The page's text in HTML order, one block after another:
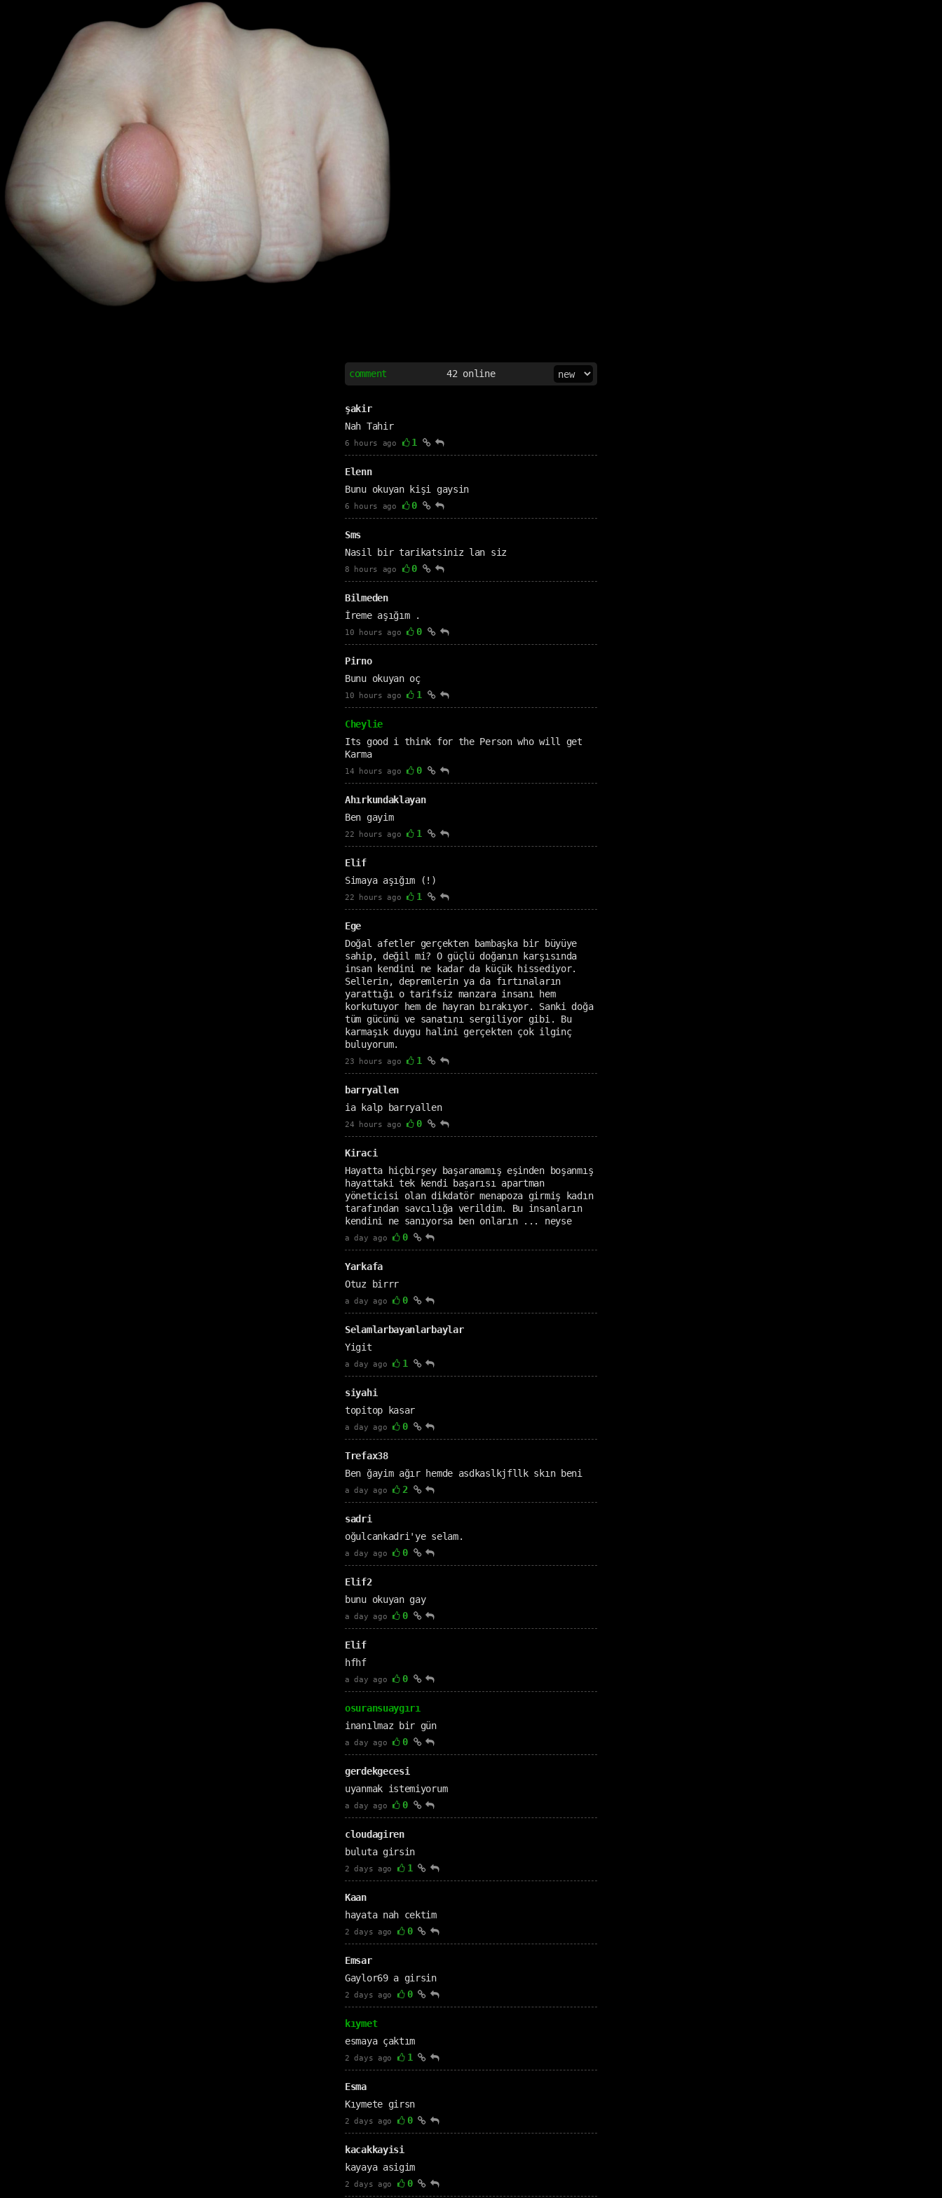
comment 42 online
şakir
Nah Tahir
6 hours ago 1
Elenn
Bunu okuyan kişi gaysin
6 hours ago 0
Sms
Nasil bir tarikatsiniz lan siz
8 hours ago 0
Bilmeden
İreme aşığım .
10 hours ago 0
Pirno
Bunu okuyan oç
10 hours ago 1
Cheylie
Its good i think for the Person who will get
Karma
14 hours ago 0
Ahırkundaklayan
Ben gayim
22 hours ago 1
Elif
Simaya aşığım (!)
22 hours ago 1
Ege
Doğal afetler gerçekten bambaşka bir büyüye
sahip, değil mi? O güçlü doğanın karşısında
insan kendini ne kadar da küçük hissediyor.
Sellerin, depremlerin ya da fırtınaların
yarattığı o tarifsiz manzara insanı hem
korkutuyor hem de hayran bırakıyor. Sanki doğa
tüm gücünü ve sanatını sergiliyor gibi. Bu
karmaşık duygu halini gerçekten çok ilginç
buluyorum.
23 hours ago 1
barryallen
ia kalp barryallen
24 hours ago 0
Kiraci
Hayatta hiçbirşey başaramamış eşinden boşanmış
hayattaki tek kendi başarısı apartman
yöneticisi olan dikdatör menapoza girmiş kadın
tarafından savcılığa verildim. Bu insanların
kendini ne sanıyorsa ben onların ... neyse
a day ago 0
Yarkafa
Otuz birrr
a day ago 0
Selamlarbayanlarbaylar
Yigit
a day ago 1
siyahi
topitop kasar
a day ago 0
Trefax38
Ben ğayim ağır hemde asdkaslkjfllk skın beni
a day ago 2
sadri
oğulcankadri'ye selam.
a day ago 0
Elif2
bunu okuyan gay
a day ago 0
Elif
hfhf
a day ago 0
osuransuaygırı
inanılmaz bir gün
a day ago 0
gerdekgecesi
uyanmak istemiyorum
a day ago 0
cloudagiren
buluta girsin
2 days ago 1
Kaan
hayata nah cektim
2 days ago 0
Emsar
Gaylor69 a girsin
2 days ago 0
kıymet
esmaya çaktım
2 days ago 1
Esma
Kıymete girsn
2 days ago 0
kacakkayisi
kayaya asigim
2 days ago 0